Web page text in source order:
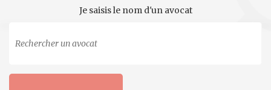
Je saisis le nom d'un avocat